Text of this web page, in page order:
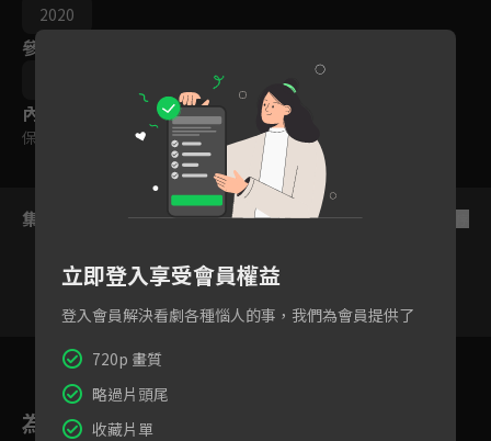
2020
參與演員
內容標籤
保護級
集數列表
2
為您推薦
立即登入享受會員權益
登入會員解決看劇各種惱人的事，我們為會員提供了
720p 畫質
略過片頭尾
收藏片單